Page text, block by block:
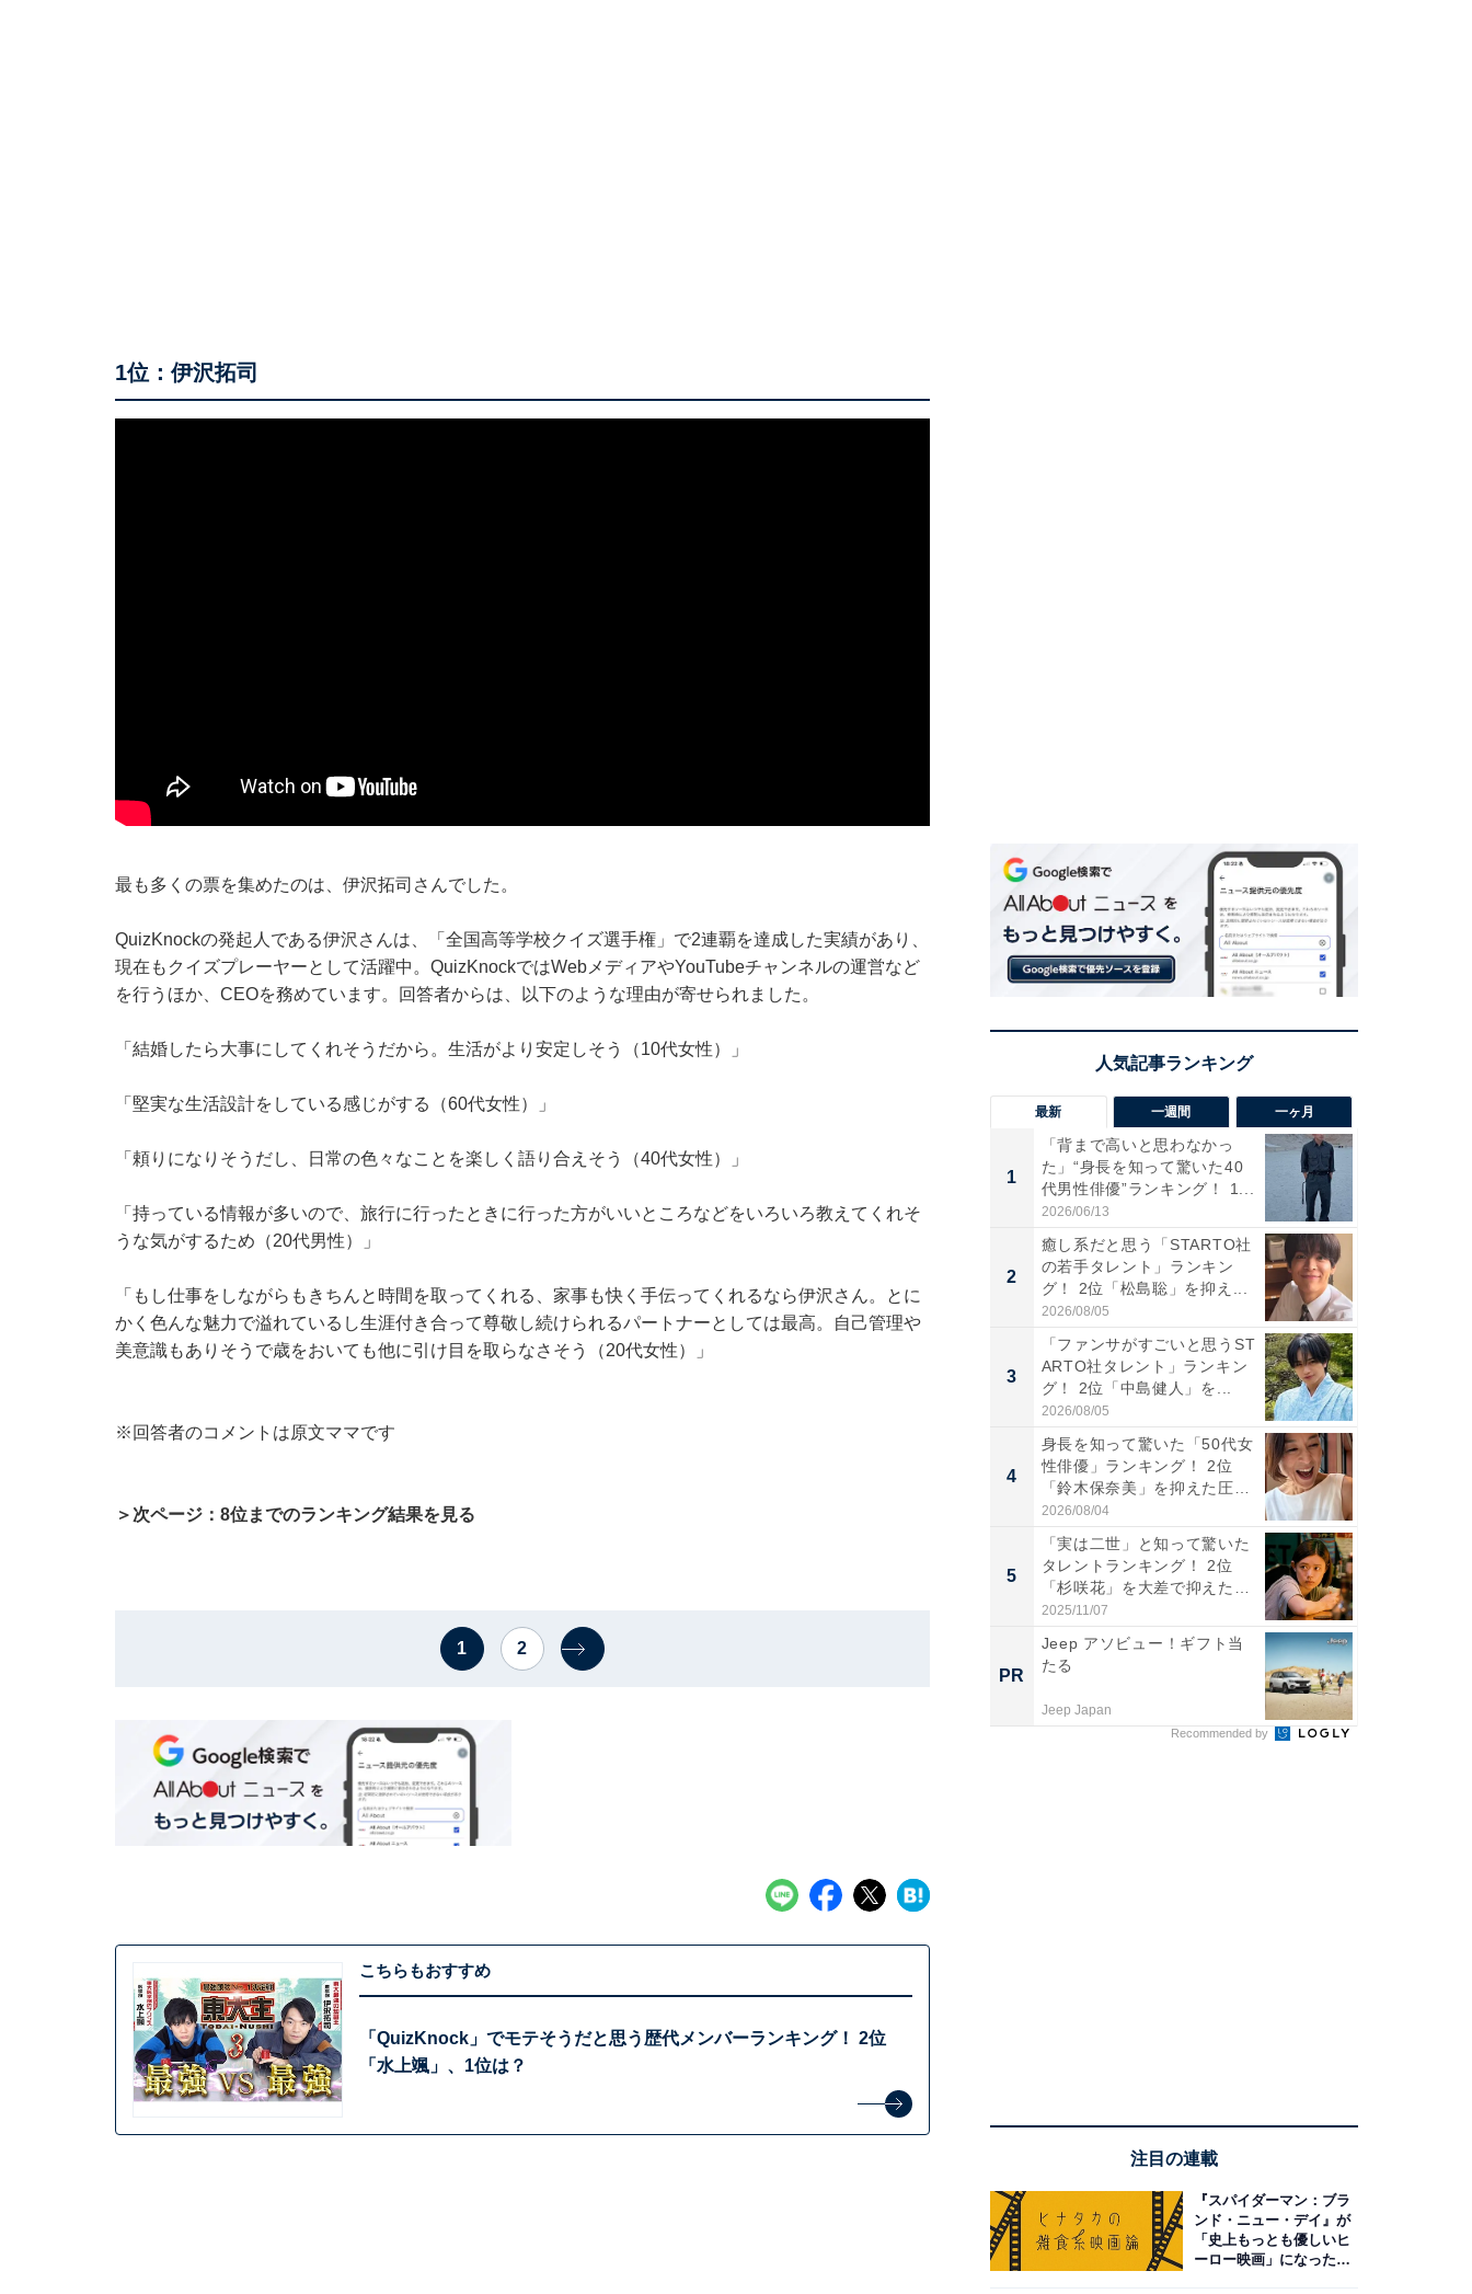
1位：伊沢拓司
最も多くの票を集めたのは、伊沢拓司さんでした。
QuizKnockの発起人である伊沢さんは、「全国高等学校クイズ選手権」で2連覇を達成した実績があり、
現在もクイズプレーヤーとして活躍中。QuizKnockではWebメディアやYouTubeチャンネルの運営など
を行うほか、CEOを務めています。回答者からは、以下のような理由が寄せられました。
「結婚したら大事にしてくれそうだから。生活がより安定しそう（10代女性）」
「堅実な生活設計をしている感じがする（60代女性）」
「頼りになりそうだし、日常の色々なことを楽しく語り合えそう（40代女性）」
「持っている情報が多いので、旅行に行ったときに行った方がいいところなどをいろいろ教えてくれそ
うな気がするため（20代男性）」
「もし仕事をしながらもきちんと時間を取ってくれる、家事も快く手伝ってくれるなら伊沢さん。とに
かく色んな魅力で溢れているし生涯付き合って尊敬し続けられるパートナーとしては最高。自己管理や
美意識もありそうで歳をおいても他に引け目を取らなさそう（20代女性）」
※回答者のコメントは原文ママです
＞次ページ：8位までのランキング結果を見る
1 2
こちらもおすすめ
「QuizKnock」でモテそうだと思う歴代メンバーランキング！ 2位
「水上颯」、1位は？
最新 一週間 一ヶ月
1
「背まで高いと思わなかっ
た」“身長を知って驚いた40
代男性俳優”ランキング！ 1...
2026/06/13
2
癒し系だと思う「STARTO社
の若手タレント」ランキン
グ！ 2位「松島聡」を抑え...
2026/08/05
3
「ファンサがすごいと思うST
ARTO社タレント」ランキン
グ！ 2位「中島健人」を...
2026/08/05
4
身長を知って驚いた「50代女
性俳優」ランキング！ 2位
「鈴木保奈美」を抑えた圧
倒...
2026/08/04
5
「実は二世」と知って驚いた
タレントランキング！ 2位
「杉咲花」を大差で抑えた1
位...
2025/11/07
PR
Jeep アソビュー！ギフト当
たる
Jeep Japan
Recommended by
注目の連載
『スパイダーマン：ブラ
ンド・ニュー・デイ』が
「史上もっとも優しいヒ
ーロー映画」になった理